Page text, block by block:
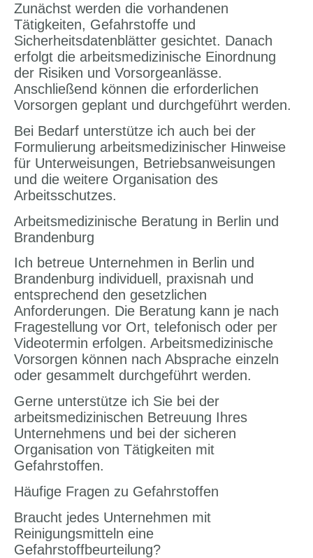
Zunächst werden die vorhandenen
Tätigkeiten, Gefahrstoffe und
Sicherheitsdatenblätter gesichtet. Danach
erfolgt die arbeitsmedizinische Einordnung
der Risiken und Vorsorgeanlässe.
Anschließend können die erforderlichen
Vorsorgen geplant und durchgeführt werden.
Bei Bedarf unterstütze ich auch bei der
Formulierung arbeitsmedizinischer Hinweise
für Unterweisungen, Betriebsanweisungen
und die weitere Organisation des
Arbeitsschutzes.
Arbeitsmedizinische Beratung in Berlin und
Brandenburg
Ich betreue Unternehmen in Berlin und
Brandenburg individuell, praxisnah und
entsprechend den gesetzlichen
Anforderungen. Die Beratung kann je nach
Fragestellung vor Ort, telefonisch oder per
Videotermin erfolgen. Arbeitsmedizinische
Vorsorgen können nach Absprache einzeln
oder gesammelt durchgeführt werden.
Gerne unterstütze ich Sie bei der
arbeitsmedizinischen Betreuung Ihres
Unternehmens und bei der sicheren
Organisation von Tätigkeiten mit
Gefahrstoffen.
Häufige Fragen zu Gefahrstoffen
Braucht jedes Unternehmen mit
Reinigungsmitteln eine
Gefahrstoffbeurteilung?